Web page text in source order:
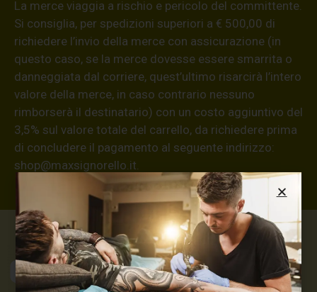
La merce viaggia a rischio e pericolo del committente.
Si consiglia, per spedizioni superiori a € 500,00 di
richiedere l’invio della merce con assicurazione (in
questo caso, se la merce dovesse essere smarrita o
danneggiata dal corriere, quest’ultimo risarcirà l’intero
valore della merce, in caso contrario nessuno
rimborserà il destinatario) con un costo aggiuntivo del
3,5% sul valore totale del carrello, da richiedere prima
di concludere il pagamento al seguente indirizzo:
shop@maxsignorello.it
Max Signorello
Tattoo Supply